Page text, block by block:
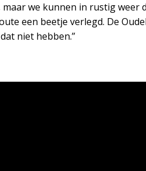
we kunnen in rustig weer
een beetje verlegd. De
niet hebben.”